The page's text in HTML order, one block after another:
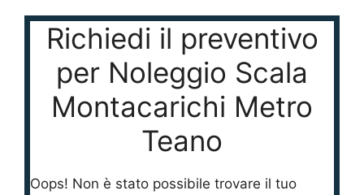
Richiedi il preventivo
per Noleggio Scala
Montacarichi Metro
Teano
Oops! Non è stato possibile trovare il tuo